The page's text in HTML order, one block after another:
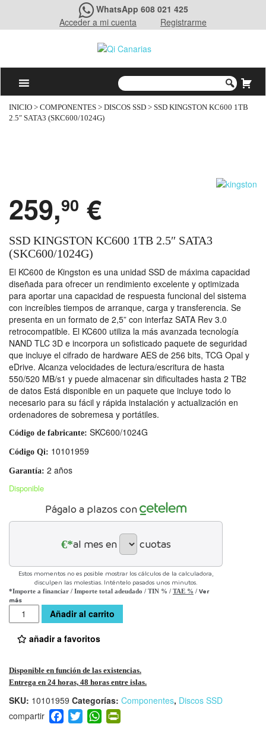
WhatsApp 608 021 425
Acceder a mi cuenta
Registrarme
INICIO > COMPONENTES > DISCOS SSD > SSD KINGSTON KC600 1TB
2.5″ SATA3 (SKC600/1024G)
259,90 €
SSD KINGSTON KC600 1TB 2.5″ SATA3
(SKC600/1024G)
El KC600 de Kingston es una unidad SSD de máxima capacidad
diseñada para ofrecer un rendimiento excelente y optimizada
para aportar una capacidad de respuesta funcional del sistema
con increíbles tiempos de arranque, carga y transferencia. Se
presenta en un formato de 2,5” con interfaz SATA Rev 3.0
retrocompatible. El KC600 utiliza la más avanzada tecnología
NAND TLC 3D e incorpora un sofisticado paquete de seguridad
que incluye el cifrado de hardware AES de 256 bits, TCG Opal y
eDrive. Alcanza velocidades de lectura/escritura de hasta
550/520 MB/s1 y puede almacenar sin dificultades hasta 2 TB2
de datos Está disponible en un paquete que incluye todo lo
necesario para su fácil y rápida instalación y actualización en
ordenadores de sobremesa y portátiles.
Código de fabricante: SKC600/1024G
Código Qi: 10101959
Garantía: 2 años
Disponible
Págalo a plazos con
€*al mes en cuotas
Estos momentos no es posible mostrar los cálculos de la calculadora,
disculpen las molestias. Inténtelo pasados unos minutos.
*Importe a financiar / Importe total adeudado / TIN % / TAE % / Ver
más
Cantidad Añadir al carrito
añadir a favoritos
Disponible en función de las existencias.
Entrega en 24 horas, 48 horas entre islas.
SKU: 10101959 Categorías: Componentes, Discos SSD
F
a
T
wi
W
h